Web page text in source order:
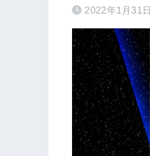
2022年1月31日